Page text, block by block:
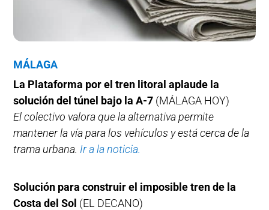
MÁLAGA
La Plataforma por el tren litoral aplaude la
solución del túnel bajo la A-7 (MÁLAGA HOY)
El colectivo valora que la alternativa permite
mantener la vía para los vehículos y está cerca de la
trama urbana. Ir a la noticia.
Solución para construir el imposible tren de la
Costa del Sol (EL DECANO)